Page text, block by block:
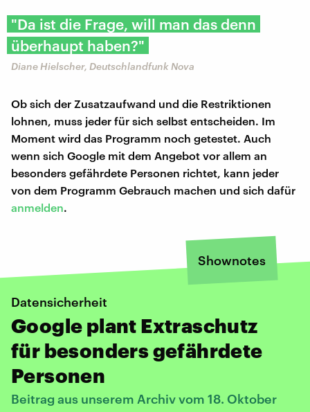
"Da ist die Frage, will man das denn
überhaupt haben?"
Diane Hielscher, Deutschlandfunk Nova
Ob sich der Zusatzaufwand und die Restriktionen
lohnen, muss jeder für sich selbst entscheiden. Im
Moment wird das Programm noch getestet. Auch
wenn sich Google mit dem Angebot vor allem an
besonders gefährdete Personen richtet, kann jeder
von dem Programm Gebrauch machen und sich dafür
anmelden.
Shownotes
Datensicherheit
Google plant Extraschutz
für besonders gefährdete
Personen
Beitrag aus unserem Archiv vom 18. Oktober